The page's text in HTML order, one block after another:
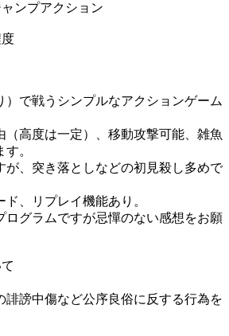
ンプアクション
）で戦うシンプルなアクションゲーム
（高度は一定）、移動攻撃可能、雑魚
。
が、突き落としなどの初見殺し多めで
、リプレイ機能あり。
ログラムですが忌憚のない感想をお願
誹謗中傷など公序良俗に反する行為を